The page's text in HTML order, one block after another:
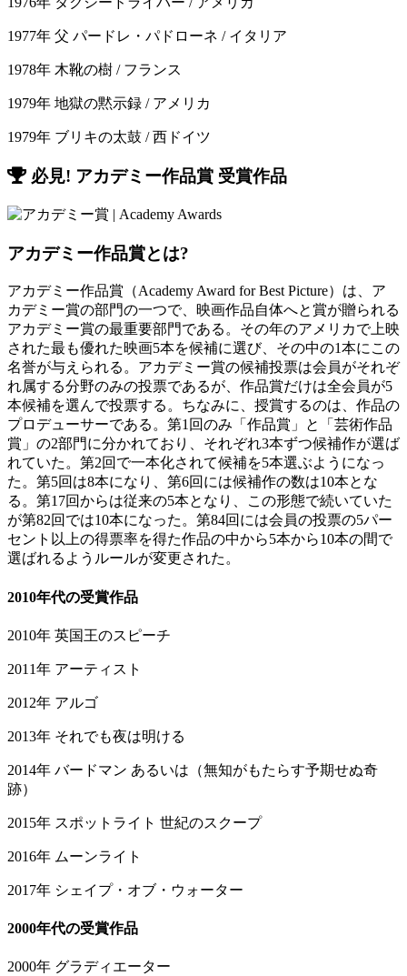
1977年 父 パードレ・パドローネ / イタリア
1978年 木靴の樹 / フランス
1979年 地獄の黙示録 / アメリカ
1979年 ブリキの太鼓 / 西ドイツ
必見! アカデミー作品賞 受賞作品
アカデミー作品賞とは?
アカデミー作品賞（Academy Award for Best Picture）は、ア
カデミー賞の部門の一つで、映画作品自体へと賞が贈られる
アカデミー賞の最重要部門である。その年のアメリカで上映
された最も優れた映画5本を候補に選び、その中の1本にこの
名誉が与えられる。アカデミー賞の候補投票は会員がそれぞ
れ属する分野のみの投票であるが、作品賞だけは全会員が5
本候補を選んで投票する。ちなみに、授賞するのは、作品の
プロデューサーである。第1回のみ「作品賞」と「芸術作品
賞」の2部門に分かれており、それぞれ3本ずつ候補作が選ば
れていた。第2回で一本化されて候補を5本選ぶようになっ
た。第5回は8本になり、第6回には候補作の数は10本とな
る。第17回からは従来の5本となり、この形態で続いていた
が第82回では10本になった。第84回には会員の投票の5パー
セント以上の得票率を得た作品の中から5本から10本の間で
選ばれるようルールが変更された。
2010年代の受賞作品
2010年 英国王のスピーチ
2011年 アーティスト
2012年 アルゴ
2013年 それでも夜は明ける
2014年 バードマン あるいは（無知がもたらす予期せぬ奇
跡）
2015年 スポットライト 世紀のスクープ
2016年 ムーンライト
2017年 シェイプ・オブ・ウォーター
2000年代の受賞作品
2000年 グラディエーター